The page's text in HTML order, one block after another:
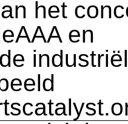
het
en